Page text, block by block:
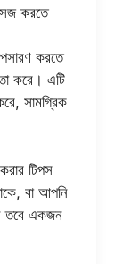
করতে
করতে
করে। এটি
সামগ্রিক
টিপস
বা আপনি
তবে একজন